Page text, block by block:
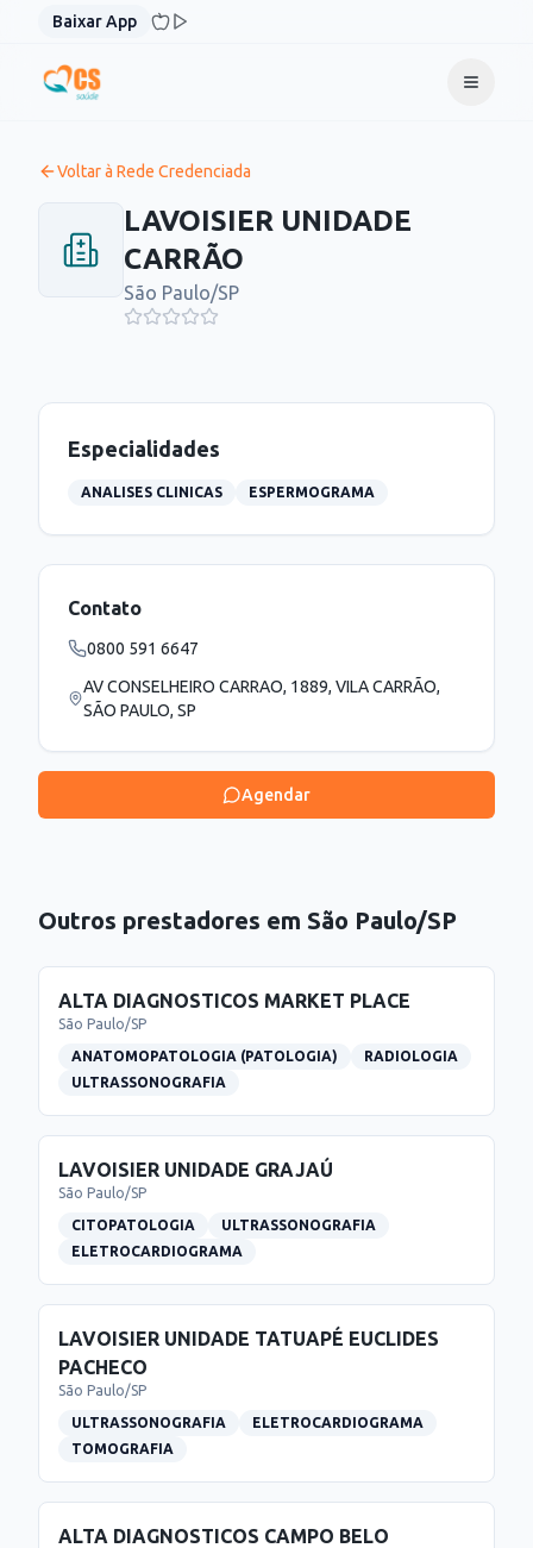
Pular para o conteúdo
Baixar App
Voltar à Rede Credenciada
LAVOISIER UNIDADE
CARRÃO
São Paulo/SP
Especialidades
ANALISES CLINICAS ESPERMOGRAMA
Contato
0800 591 6647
AV CONSELHEIRO CARRAO, 1889, VILA CARRÃO,
SÃO PAULO, SP
Agendar
Outros prestadores em São Paulo/SP
ALTA DIAGNOSTICOS MARKET PLACE
São Paulo/SP
ANATOMOPATOLOGIA (PATOLOGIA)
RADIOLOGIA
ULTRASSONOGRAFIA
LAVOISIER UNIDADE GRAJAÚ
São Paulo/SP
CITOPATOLOGIA
ULTRASSONOGRAFIA
ELETROCARDIOGRAMA
LAVOISIER UNIDADE TATUAPÉ EUCLIDES
PACHECO
São Paulo/SP
ULTRASSONOGRAFIA
ELETROCARDIOGRAMA
TOMOGRAFIA
ALTA DIAGNOSTICOS CAMPO BELO